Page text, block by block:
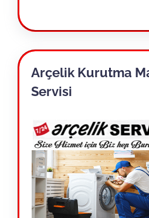
Arçelik Kurutma
Servisi